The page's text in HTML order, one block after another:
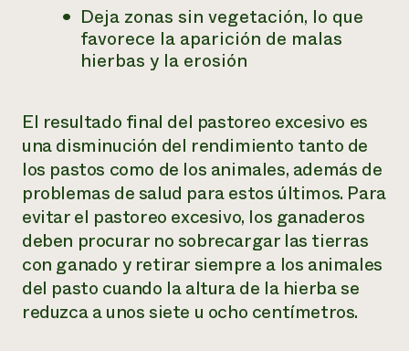
Deja zonas sin vegetación, lo que
favorece la aparición de malas
hierbas y la erosión
El resultado final del pastoreo excesivo es
una disminución del rendimiento tanto de
los pastos como de los animales, además de
problemas de salud para estos últimos. Para
evitar el pastoreo excesivo, los ganaderos
deben procurar no sobrecargar las tierras
con ganado y retirar siempre a los animales
del pasto cuando la altura de la hierba se
reduzca a unos siete u ocho centímetros.